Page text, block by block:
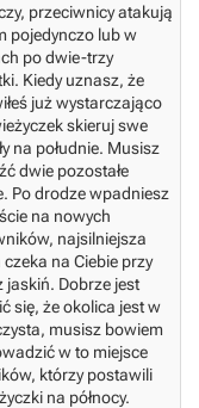
przeciwnicy atakują
pojedynczo lub w
po dwie-trzy
Kiedy uznasz, że
już wystarczająco
skieruj swe
na południe. Musisz
dwie pozostałe
Po drodze wpadniesz
na nowych
najsilniejsza
na Ciebie przy
jaskiń. Dobrze jest
się, że okolica jest w
musisz bowiem
w to miejsce
którzy postawili
na północy.